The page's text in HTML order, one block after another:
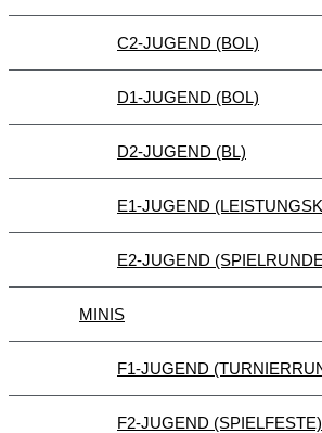
C2-JUGEND (BOL)
D1-JUGEND (BOL)
D2-JUGEND (BL)
E1-JUGEND
E2-JUGEND
MINIS
F1-JUGEND
F2-JUGEND (SPIELFESTE)